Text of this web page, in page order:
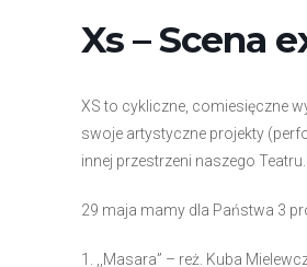
Xs – Scena
XS to cykliczne, comiesięczne
swoje artystyczne projekty
innej przestrzeni naszego Teatru.
29 maja mamy dla Państwa 3
1. ,,Masara” – reż. Kuba